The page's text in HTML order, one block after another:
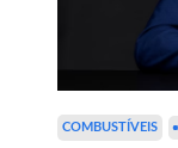
COMBUSTÍVEIS